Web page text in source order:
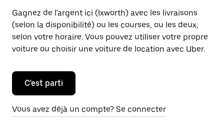
Gagnez de l'argent ici (Ixworth) avec les livraisons
(selon la disponibilité) ou les courses, ou les deux,
selon votre horaire. Vous pouvez utiliser votre propre
voiture ou choisir une voiture de location avec Uber.
C'est parti
Vous avez déjà un compte? Se connecter